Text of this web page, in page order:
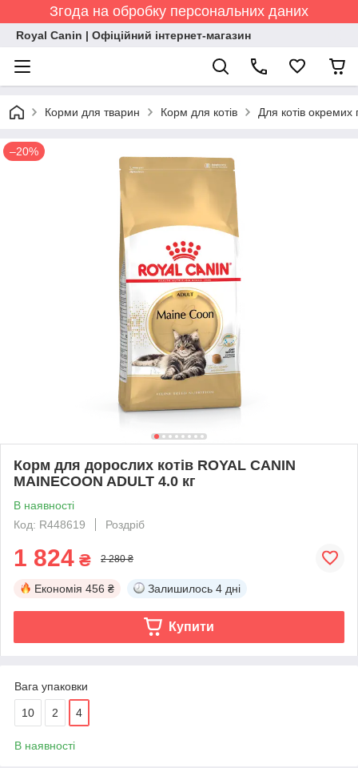
Згода на обробку персональних даних
Royal Canin | Офіційний інтернет-магазин
Корми для тварин Корм для котів Для котів окремих
–20%
Корм для дорослих котів ROYAL CANIN
MAINECOON ADULT 4.0 кг
В наявності
Код: R448619
Роздріб
1 824 ₴ 2 280 ₴
Економія 456 ₴ Залишилось 4 дні
Купити
Вага упаковки
10 2 4
В наявності